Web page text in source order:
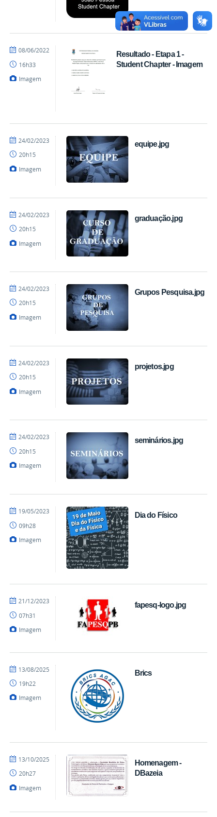
Resultado - Etapa 1 -
Student Chapter - Imagem
por
-
Física
publicado
08/06/2022
16h33
Imagem
equipe.jpg
por
publicado
24/02/2023
20h15
Imagem
graduação.jpg
por
publicado
24/02/2023
20h15
Imagem
Grupos Pesquisa.jpg
por
publicado
24/02/2023
20h15
Imagem
projetos.jpg
por
publicado
24/02/2023
20h15
Imagem
seminários.jpg
por
publicado
24/02/2023
20h15
Imagem
Dia do Físico
por
-
Física
publicado
19/05/2023
09h28
Imagem
fapesq-logo.jpg
por
publicado
21/12/2023
07h31
Imagem
Brics
por
-
CCEN
publicado
13/08/2025
19h22
Imagem
Homenagem -
DBazeia
por
-
CCEN
publicado
13/10/2025
20h27
Imagem